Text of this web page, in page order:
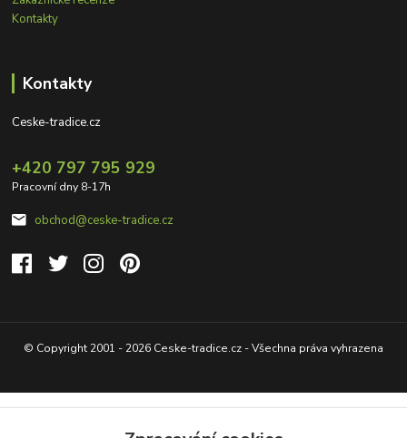
Kontakty
Kontakty
Ceske-tradice.cz
+420 797 795 929
Pracovní dny 8-17h
obchod@ceske-tradice.cz
© Copyright 2001 - 2026 Ceske-tradice.cz - Všechna práva vyhrazena